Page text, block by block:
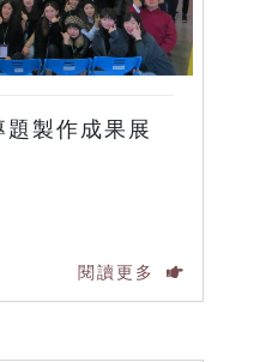
製作成果展
閱讀更多